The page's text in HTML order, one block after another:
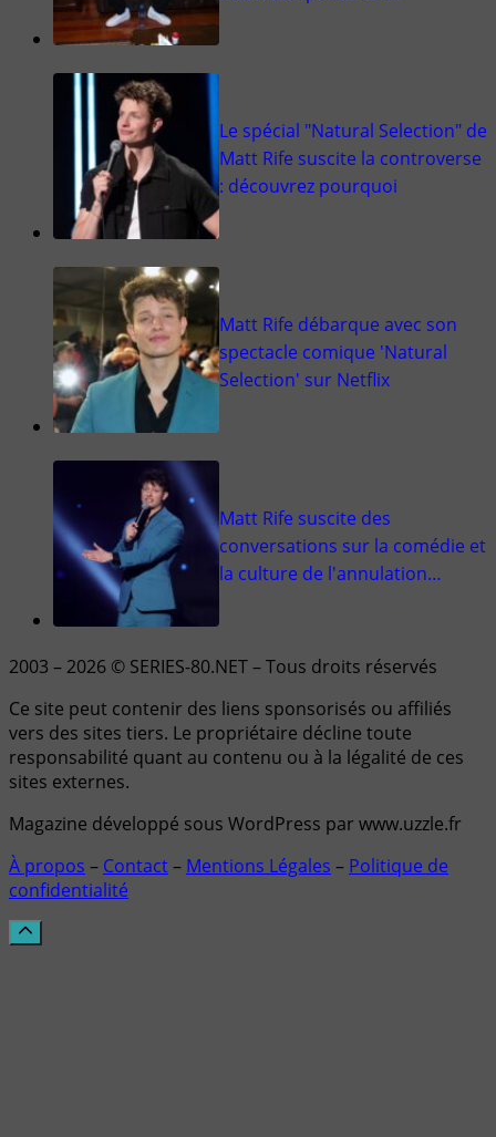
Le spécial "Natural Selection" de
Matt Rife suscite la controverse
: découvrez pourquoi
Matt Rife débarque avec son
spectacle comique 'Natural
Selection' sur Netflix
Matt Rife suscite des
conversations sur la comédie et
la culture de l'annulation…
2003 – 2026 © SERIES-80.NET – Tous droits réservés
Ce site peut contenir des liens sponsorisés ou affiliés
vers des sites tiers. Le propriétaire décline toute
responsabilité quant au contenu ou à la légalité de ces
sites externes.
Magazine développé sous WordPress par www.uzzle.fr
À propos – Contact– Mentions Légales – Politique de
confidentialité